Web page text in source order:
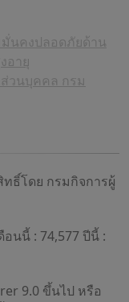
นคงปลอดภัยด้าน
อายุ
วนบุคคล กรม
ธิ์โดย กรมกิจการผู้
อนนี้ : 74,577 ปีนี้ :
9.0 ขึ้นไป หรือ